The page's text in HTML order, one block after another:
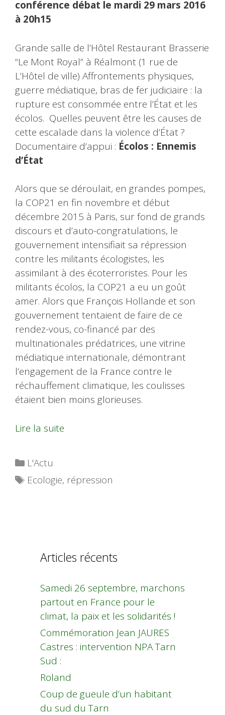
conférence débat le mardi 29 mars 2016
à 20h15
Grande salle de l’Hôtel Restaurant Brasserie
“Le Mont Royal” à Réalmont (1 rue de
L’Hôtel de ville) Affrontements physiques,
guerre médiatique, bras de fer judiciaire : la
rupture est consommée entre l’État et les
écolos. Quelles peuvent être les causes de
cette escalade dans la violence d’État ?
Documentaire d’appui : Écolos : Ennemis
d’État
Alors que se déroulait, en grandes pompes,
la COP21 en fin novembre et début
décembre 2015 à Paris, sur fond de grands
discours et d’auto-congratulations, le
gouvernement intensifiait sa répression
contre les militants écologistes, les
assimilant à des écoterroristes. Pour les
militants écolos, la COP21 a eu un goût
amer. Alors que François Hollande et son
gouvernement tentaient de faire de ce
rendez-vous, co-financé par des
multinationales prédatrices, une vitrine
médiatique internationale, démontrant
l’engagement de la France contre le
réchauffement climatique, les coulisses
étaient bien moins glorieuses.
Lire la suite
Catégories
L'Actu
Étiquettes
Ecologie, répression
Articles récents
Samedi 26 septembre, marchons
partout en France pour le
climat, la paix et les solidarités !
Commémoration Jean JAURES
Castres : intervention NPA Tarn
Sud :
Roland
Coup de gueule d’un habitant
du sud du Tarn